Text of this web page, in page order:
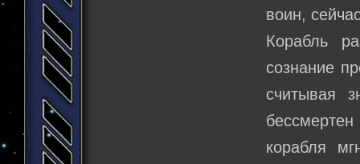
воин,
Корабль
сознание
считывая
корабля